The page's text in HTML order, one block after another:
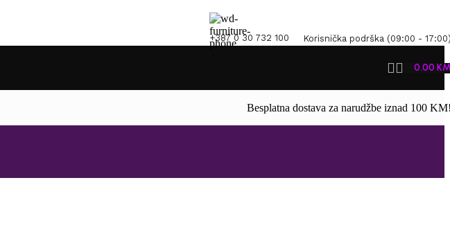
+387 0 30 732 100 Korisnička podrška (09:00 -
0.00
Besplatna dostava za narudžbe iznad 100